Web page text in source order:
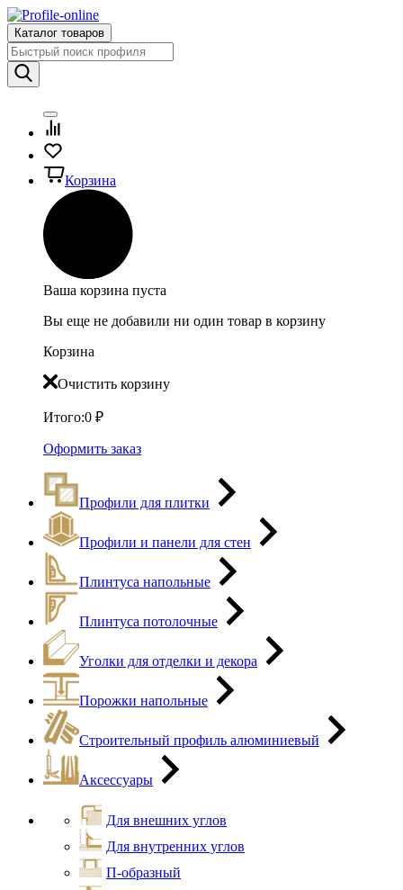
Каталог товаров
Корзина
Ваша корзина пуста
Вы еще не добавили ни один товар в корзину
Корзина
Очистить корзину
Итого:0 ₽
Оформить заказ
Профили для плитки
Профили и панели для стен
Плинтуса напольные
Плинтуса потолочные
Уголки для отделки и декора
Порожки напольные
Строительный профиль алюминиевый
Аксессуары
Для внешних углов
Для внутренних углов
П-образный